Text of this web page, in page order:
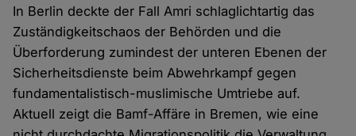
In Berlin deckte der Fall Amri schlaglichtartig das
Zuständigkeitschaos der Behörden und die
Überforderung zumindest der unteren Ebenen der
Sicherheitsdienste beim Abwehrkampf gegen
fundamentalistisch-muslimische Umtriebe auf.
Aktuell zeigt die Bamf-Affäre in Bremen, wie eine